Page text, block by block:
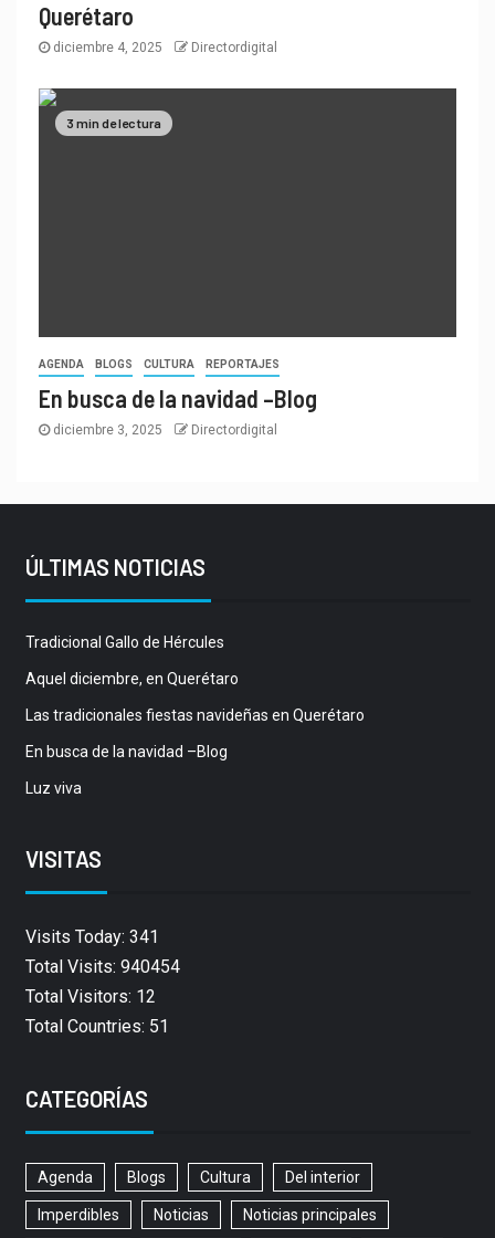
Querétaro
diciembre 4, 2025 Directordigital
3 min de lectura
AGENDA BLOGS CULTURA REPORTAJES
En busca de la navidad –Blog
diciembre 3, 2025 Directordigital
ÚLTIMAS NOTICIAS
Tradicional Gallo de Hércules
Aquel diciembre, en Querétaro
Las tradicionales fiestas navideñas en Querétaro
En busca de la navidad –Blog
Luz viva
VISITAS
Visits Today: 341
Total Visits: 940454
Total Visitors: 12
Total Countries: 51
CATEGORÍAS
Agenda Blogs Cultura Del interior
Imperdibles Noticias Noticias principales